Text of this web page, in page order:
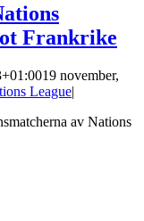
Frankrike
19 november,
League|
av Nations